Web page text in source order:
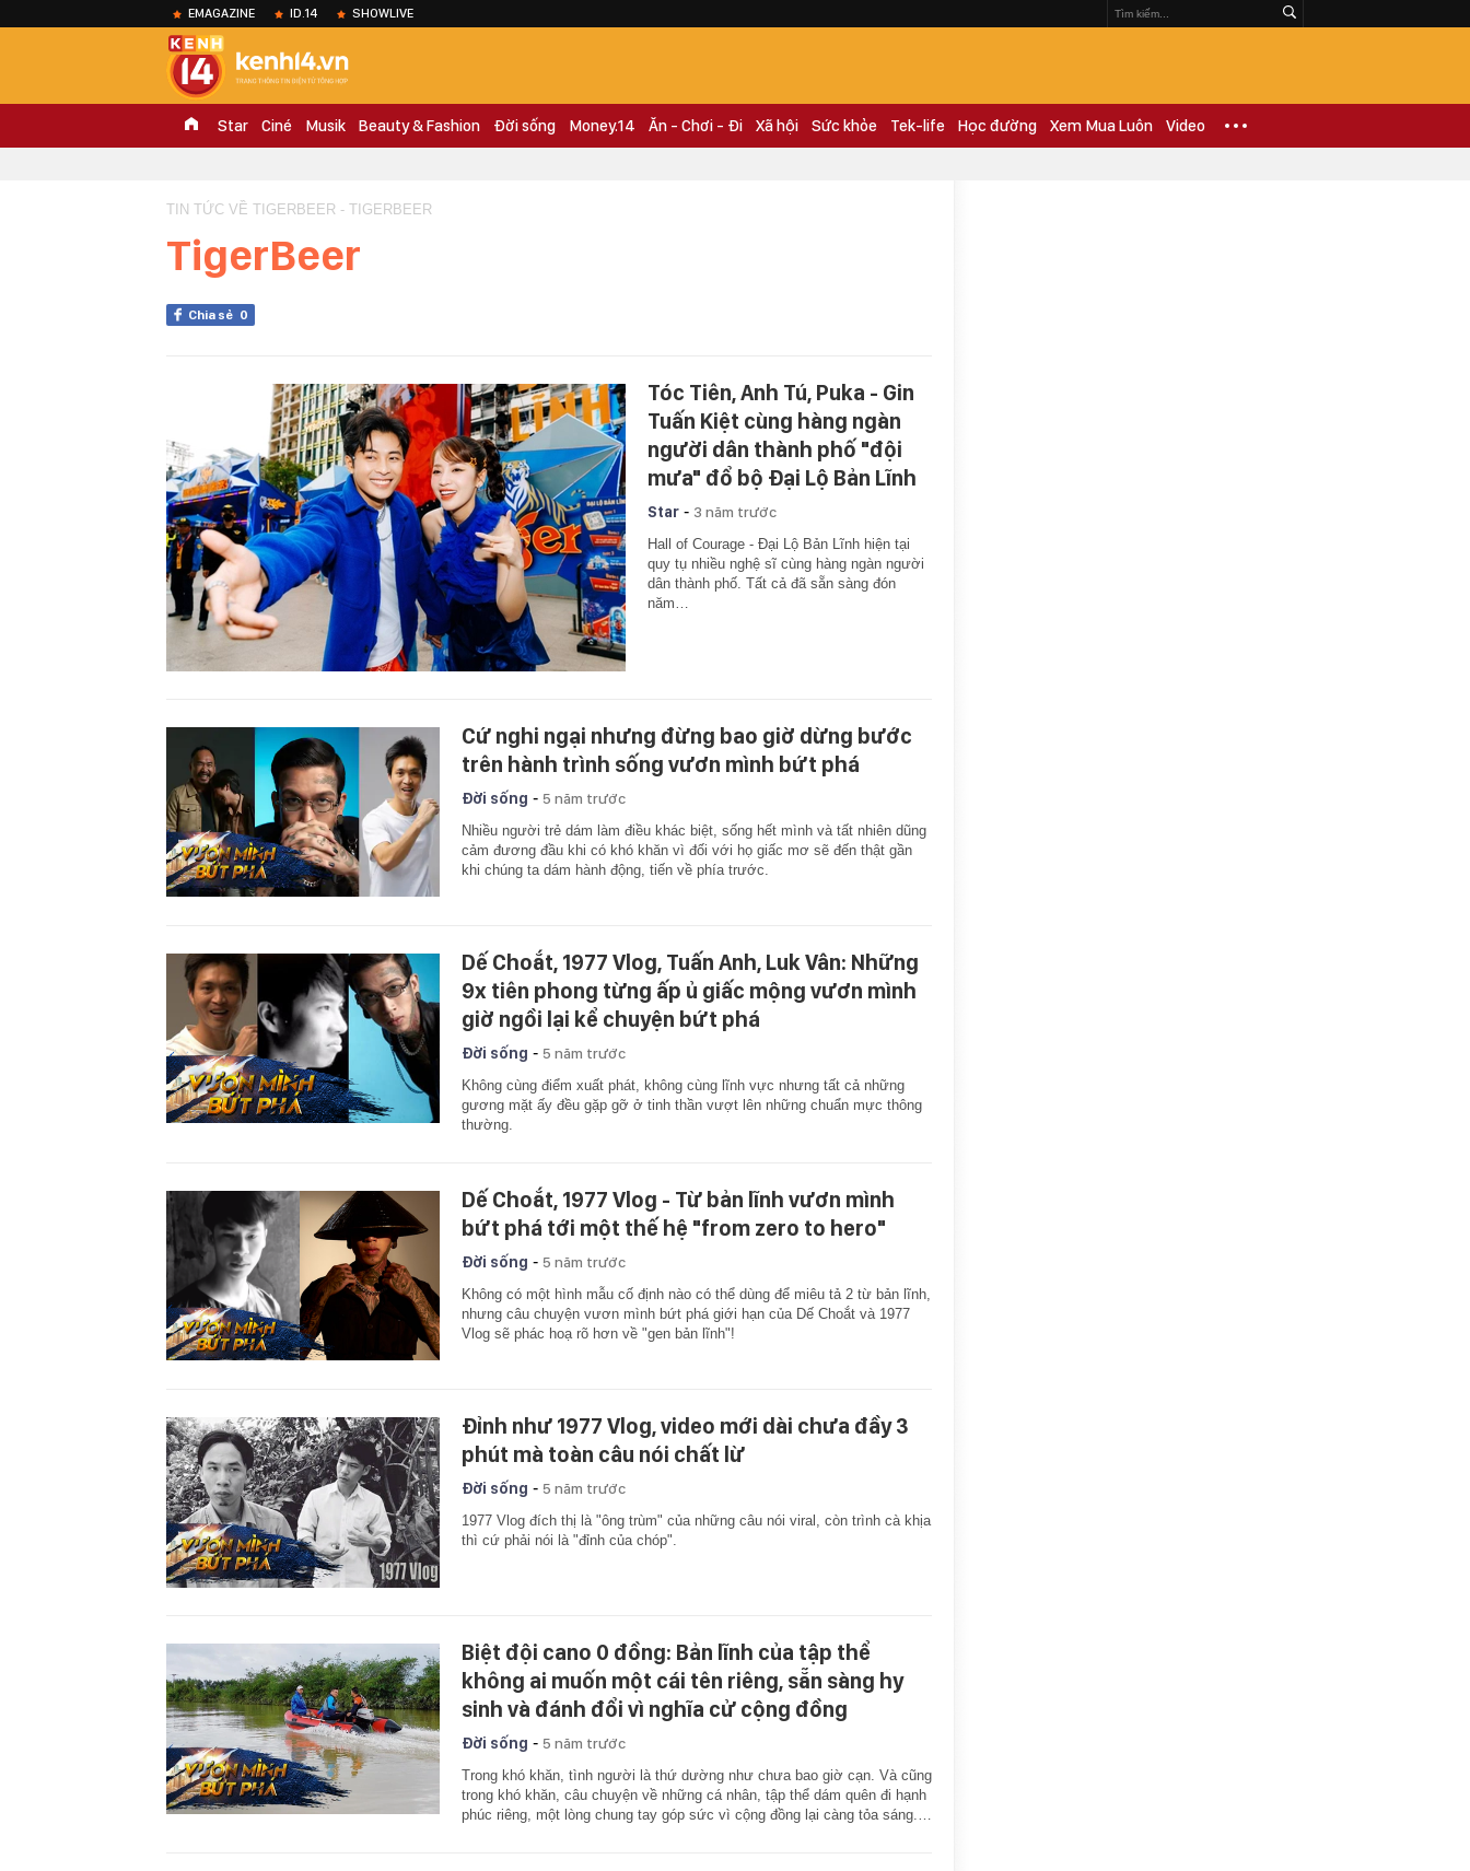
EMAGAZINE ID.14 SHOWLIVE
Star Ciné Musik Beauty & Fashion Đời sống Money.14 Ăn - Chơi - Đi Xã hội Sức khỏe Tek-life Học đường Xem Mua Luôn Video
TIN TỨC VỀ TIGERBEER - TIGERBEER
TigerBeer
Chia sẻ 0
Tóc Tiên, Anh Tú, Puka - Gin
Tuấn Kiệt cùng hàng ngàn
người dân thành phố "đội
mưa" đổ bộ Đại Lộ Bản Lĩnh
Star - 3 năm trước
Hall of Courage - Đại Lộ Bản Lĩnh hiện tại
quy tụ nhiều nghệ sĩ cùng hàng ngàn người
dân thành phố. Tất cả đã sẵn sàng đón
năm…
Cứ nghi ngại nhưng đừng bao giờ dừng bước
trên hành trình sống vươn mình bứt phá
Đời sống - 5 năm trước
Nhiều người trẻ dám làm điều khác biệt, sống hết mình và tất nhiên dũng
cảm đương đầu khi có khó khăn vì đối với họ giấc mơ sẽ đến thật gần
khi chúng ta dám hành động, tiến về phía trước.
Dế Choắt, 1977 Vlog, Tuấn Anh, Luk Vân: Những
9x tiên phong từng ấp ủ giấc mộng vươn mình
giờ ngồi lại kể chuyện bứt phá
Đời sống - 5 năm trước
Không cùng điểm xuất phát, không cùng lĩnh vực nhưng tất cả những
gương mặt ấy đều gặp gỡ ở tinh thần vượt lên những chuẩn mực thông
thường.
Dế Choắt, 1977 Vlog - Từ bản lĩnh vươn mình
bứt phá tới một thế hệ "from zero to hero"
Đời sống - 5 năm trước
Không có một hình mẫu cố định nào có thể dùng để miêu tả 2 từ bản lĩnh,
nhưng câu chuyện vươn mình bứt phá giới hạn của Dế Choắt và 1977
Vlog sẽ phác hoạ rõ hơn về "gen bản lĩnh"!
Đỉnh như 1977 Vlog, video mới dài chưa đầy 3
phút mà toàn câu nói chất lừ
Đời sống - 5 năm trước
1977 Vlog đích thị là "ông trùm" của những câu nói viral, còn trình cà khịa
thì cứ phải nói là "đỉnh của chóp".
Biệt đội cano 0 đồng: Bản lĩnh của tập thể
không ai muốn một cái tên riêng, sẵn sàng hy
sinh và đánh đổi vì nghĩa cử cộng đồng
Đời sống - 5 năm trước
Trong khó khăn, tình người là thứ dường như chưa bao giờ cạn. Và cũng
trong khó khăn, câu chuyện về những cá nhân, tập thể dám quên đi hạnh
phúc riêng, một lòng chung tay góp sức vì cộng đồng lại càng tỏa sáng.…